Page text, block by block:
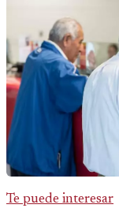
Te puede interesar